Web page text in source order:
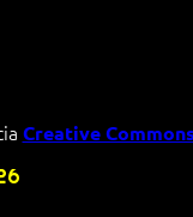
Creative